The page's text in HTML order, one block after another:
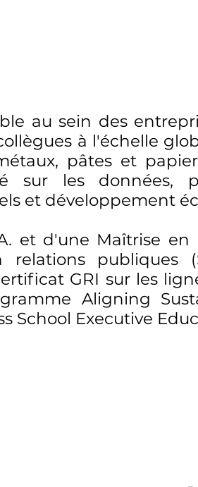
au sein des
à l'échelle
pâtes et
sur les données,
et développement
et d'une Maîtrise en
publiques
GRI sur les
Aligning
School Executive